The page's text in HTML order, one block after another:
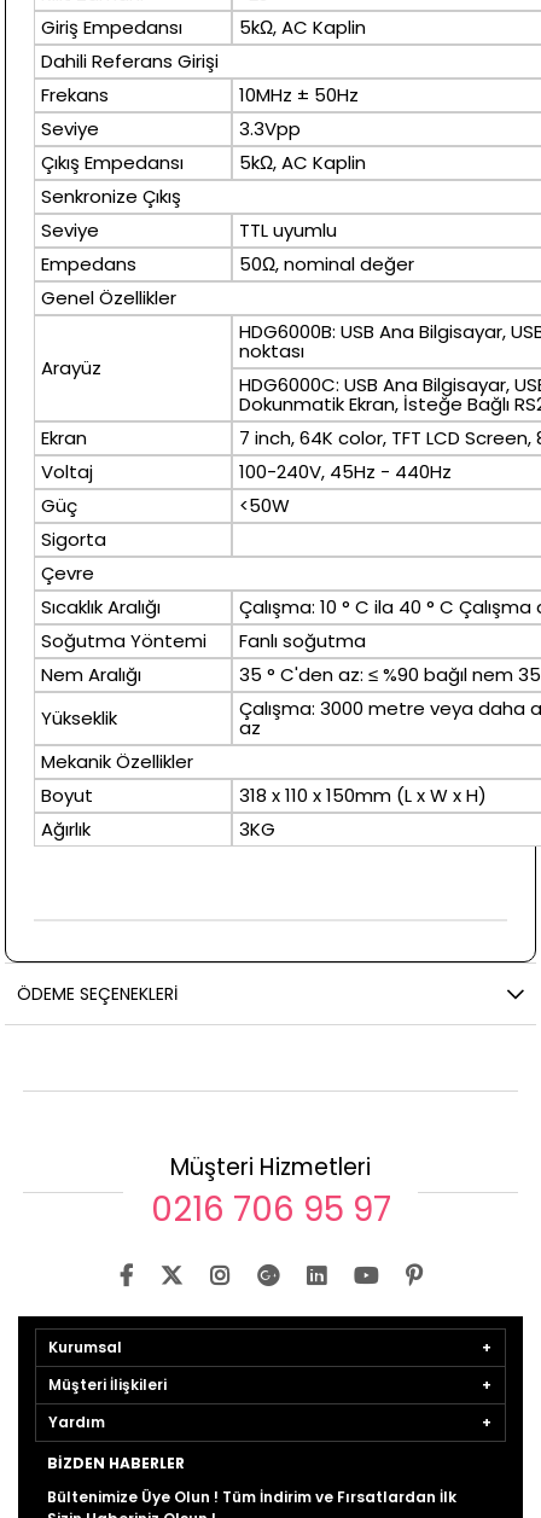
Giriş Empedansı
5kΩ, AC Kaplin
Dahili Referans Girişi
Frekans
10MHz ± 50Hz
Seviye
3.3Vpp
Çıkış Empedansı
5kΩ, AC Kaplin
Senkronize Çıkış
Seviye
TTL uyumlu
Empedans
50Ω, nominal değer
Genel Özellikler
Arayüz
HDG6000B: USB Ana Bilgisayar,
noktası
HDG6000C: USB Ana Bilgisayar,
Dokunmatik Ekran, İsteğe Bağlı
Ekran
7 inch, 64K color, TFT LCD
Voltaj
100-240V, 45Hz - 440Hz
Güç
<50W
Sigorta
Çevre
Sıcaklık Aralığı
Çalışma: 10 ° C ila 40 ° C Çalışma
Soğutma Yöntemi
Fanlı soğutma
Nem Aralığı
35 ° C'den az: ≤ %90 bağıl nem
Yükseklik
Çalışma: 3000 metre veya daha
az
Mekanik Özellikler
Boyut
318 x 110 x 150mm (L x W x H)
Ağırlık
3KG
ÖDEME SEÇENEKLERI
Müşteri Hizmetleri
0216 706 95 97
Kurumsal
Müşteri İlişkileri
Yardım
BIZDEN HABERLER
Bültenimize Üye Olun ! Tüm İndirim ve Fırsatlardan İlk